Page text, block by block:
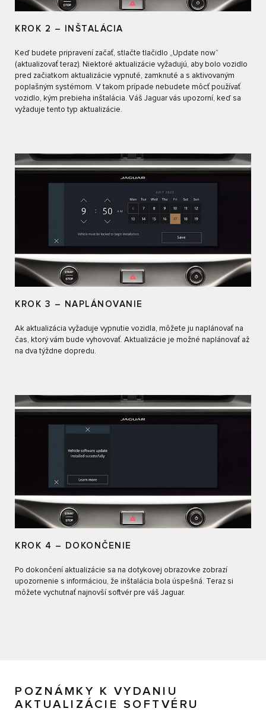
KROK 2 – INŠTALÁCIA
Keď budete pripravení začať, stlačte tlačidlo „Update now“
(aktualizovať teraz). Niektoré aktualizácie vyžadujú, aby bolo vozidlo
pred začiatkom aktualizácie vypnuté, zamknuté a s aktivovaným
poplašným systémom. V takom prípade nebudete môcť používať
vozidlo, kým prebieha inštalácia. Váš Jaguar vás upozorní, keď sa
vyžaduje tento typ aktualizácie.
KROK 3 – NAPLÁNOVANIE
Ak aktualizácia vyžaduje vypnutie vozidla, môžete ju naplánovať na
čas, ktorý vám bude vyhovovať. Aktualizácie je možné naplánovať až
na dva týždne dopredu.
KROK 4 – DOKONČENIE
Po dokončení aktualizácie sa na dotykovej obrazovke zobrazí
upozornenie s informáciou, že inštalácia bola úspešná. Teraz si
môžete vychutnať najnovší softvér pre váš Jaguar.
POZNÁMKY K VYDANIU
AKTUALIZÁCIE SOFTVÉRU